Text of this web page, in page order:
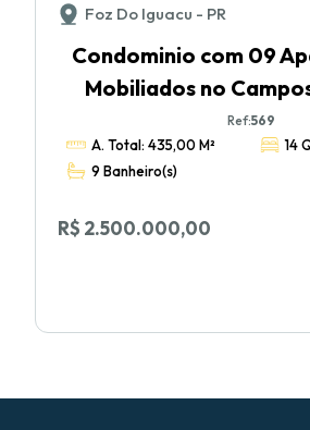
Foz Do Iguacu - PR
Condominio com 09
Mobiliados no
Ref:569
A. Total: 435,00 M²
14
9 Banheiro(s)
R$ 2.500.000,00